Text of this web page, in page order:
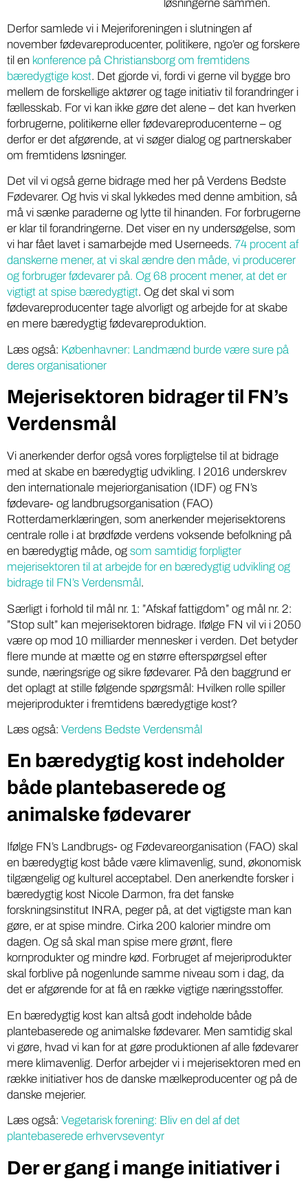
løsningerne sammen.
Derfor samlede vi i Mejeriforeningen i slutningen af
november fødevareproducenter, politikere, ngo’er og forskere
til en konference på Christiansborg om fremtidens
bæredygtige kost. Det gjorde vi, fordi vi gerne vil bygge bro
mellem de forskellige aktører og tage initiativ til forandringer i
fællesskab. For vi kan ikke gøre det alene – det kan hverken
forbrugerne, politikerne eller fødevareproducenterne – og
derfor er det afgørende, at vi søger dialog og partnerskaber
om fremtidens løsninger.
Det vil vi også gerne bidrage med her på Verdens Bedste
Fødevarer. Og hvis vi skal lykkedes med denne ambition, så
må vi sænke paraderne og lytte til hinanden. For forbrugerne
er klar til forandringerne. Det viser en ny undersøgelse, som
vi har fået lavet i samarbejde med Userneeds. 74 procent af
danskerne mener, at vi skal ændre den måde, vi producerer
og forbruger fødevarer på. Og 68 procent mener, at det er
vigtigt at spise bæredygtigt. Og det skal vi som
fødevareproducenter tage alvorligt og arbejde for at skabe
en mere bæredygtig fødevareproduktion.
Læs også: Københavner: Landmænd burde være sure på
deres organisationer
Mejerisektoren bidrager til FN’s
Verdensmål
Vi anerkender derfor også vores forpligtelse til at bidrage
med at skabe en bæredygtig udvikling. I 2016 underskrev
den internationale mejeriorganisation (IDF) og FN’s
fødevare- og landbrugsorganisation (FAO)
Rotterdamerklæringen, som anerkender mejerisektorens
centrale rolle i at brødføde verdens voksende befolkning på
en bæredygtig måde, og som samtidig forpligter
mejerisektoren til at arbejde for en bæredygtig udvikling og
bidrage til FN’s Verdensmål .
Særligt i forhold til mål nr. 1: ”Afskaf fattigdom” og mål nr. 2:
”Stop sult” kan mejerisektoren bidrage. Ifølge FN vil vi i 2050
være op mod 10 milliarder mennesker i verden. Det betyder
flere munde at mætte og en større efterspørgsel efter
sunde, næringsrige og sikre fødevarer. På den baggrund er
det oplagt at stille følgende spørgsmål: Hvilken rolle spiller
mejeriprodukter i fremtidens bæredygtige kost?
Læs også: Verdens Bedste Verdensmål
En bæredygtig kost indeholder
både plantebaserede og
animalske fødevarer
Ifølge FN’s Landbrugs- og Fødevareorganisation (FAO) skal
en bæredygtig kost både være klimavenlig, sund, økonomisk
tilgængelig og kulturel acceptabel. Den anerkendte forsker i
bæredygtig kost Nicole Darmon, fra det fanske
forskningsinstitut INRA, peger på, at det vigtigste man kan
gøre, er at spise mindre. Cirka 200 kalorier mindre om
dagen. Og så skal man spise mere grønt, flere
kornprodukter og mindre kød. Forbruget af mejeriprodukter
skal forblive på nogenlunde samme niveau som i dag, da
det er afgørende for at få en række vigtige næringsstoffer.
En bæredygtig kost kan altså godt indeholde både
plantebaserede og animalske fødevarer. Men samtidig skal
vi gøre, hvad vi kan for at gøre produktionen af alle fødevarer
mere klimavenlig. Derfor arbejder vi i mejerisektoren med en
række initiativer hos de danske mælkeproducenter og på de
danske mejerier.
Læs også: Vegetarisk forening: Bliv en del af det
plantebaserede erhvervseventyr
Der er gang i mange initiativer i